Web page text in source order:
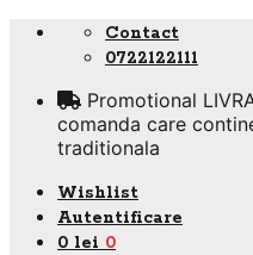
Skip
Contact
0722122111
Promotional
comanda care
traditionala
Wishlist
Autentificare
0 lei 0